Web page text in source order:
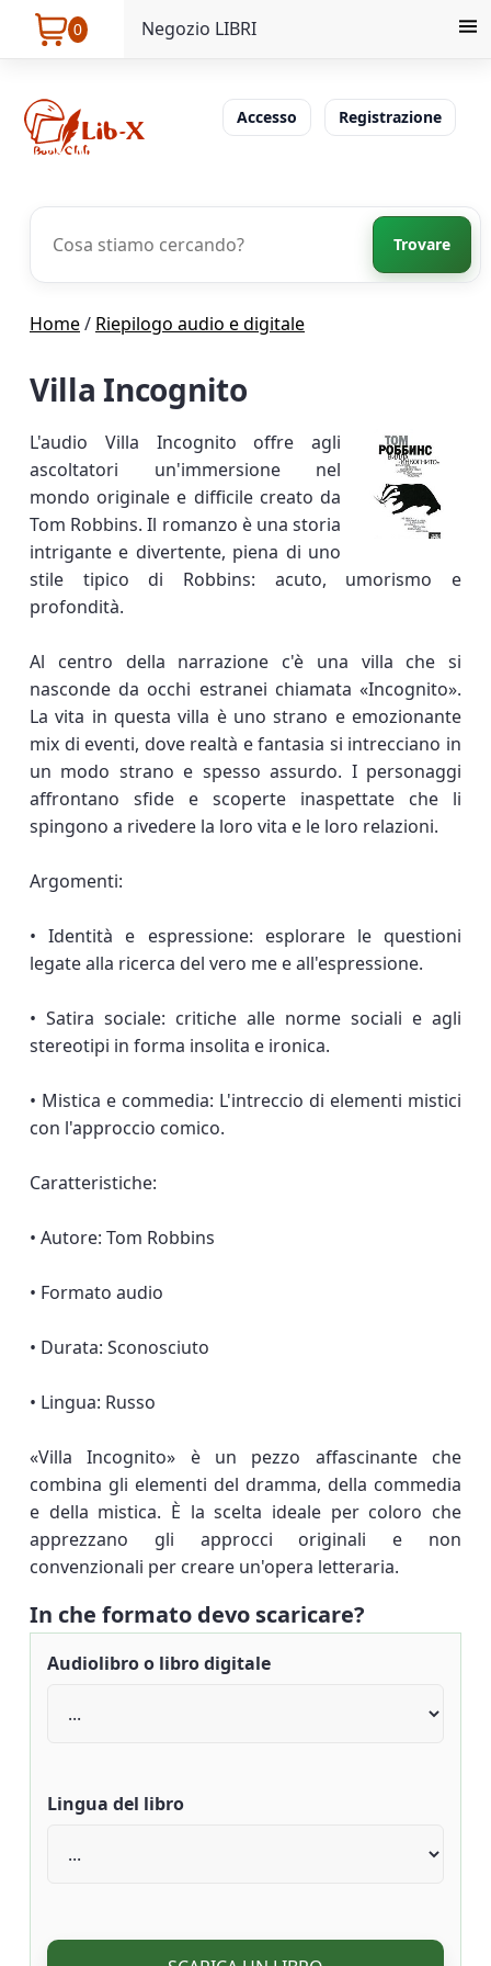
0 Negozio LIBRI
Accesso Registrazione
Trovare
Home/ Riepilogo audio e digitale
Villa Incognito
L'audio Villa Incognito offre agli
ascoltatori un'immersione nel
mondo originale e difficile creato da
Tom Robbins. Il romanzo è una storia
intrigante e divertente, piena di uno
stile tipico di Robbins: acuto, umorismo e
profondità.
Al centro della narrazione c'è una villa che si
nasconde da occhi estranei chiamata «Incognito».
La vita in questa villa è uno strano e emozionante
mix di eventi, dove realtà e fantasia si intrecciano in
un modo strano e spesso assurdo. I personaggi
affrontano sfide e scoperte inaspettate che li
spingono a rivedere la loro vita e le loro relazioni.
Argomenti:
• Identità e espressione: esplorare le questioni
legate alla ricerca del vero me e all'espressione.
• Satira sociale: critiche alle norme sociali e agli
stereotipi in forma insolita e ironica.
• Mistica e commedia: L'intreccio di elementi mistici
con l'approccio comico.
Caratteristiche:
• Autore: Tom Robbins
• Formato audio
• Durata: Sconosciuto
• Lingua: Russo
«Villa Incognito» è un pezzo affascinante che
combina gli elementi del dramma, della commedia
e della mistica. È la scelta ideale per coloro che
apprezzano gli approcci originali e non
convenzionali per creare un'opera letteraria.
In che formato devo scaricare?
Audiolibro o libro digitale
Lingua del libro